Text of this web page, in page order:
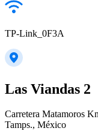
TP-Link_0F3A
Las Viandas 2
Carretera Matamoros
Tamps., México